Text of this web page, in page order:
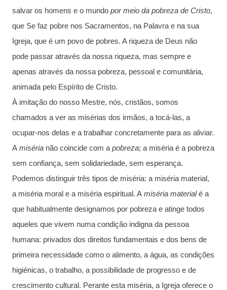
salvar os homens e o mundo por meio da pobreza de Cristo,
que Se faz pobre nos Sacramentos, na Palavra e na sua
Igreja, que é um povo de pobres. A riqueza de Deus não
pode passar através da nossa riqueza, mas sempre e
apenas através da nossa pobreza, pessoal e comunitária,
animada pelo Espírito de Cristo.
À imitação do nosso Mestre, nós, cristãos, somos
chamados a ver as misérias dos irmãos, a tocá-las, a
ocupar-nos delas e a trabalhar concretamente para as aliviar.
A miséria não coincide com a pobreza; a miséria é a pobreza
sem confiança, sem solidariedade, sem esperança.
Podemos distinguir três tipos de miséria: a miséria material,
a miséria moral e a miséria espiritual. A miséria materialé a
que habitualmente designamos por pobreza e atinge todos
aqueles que vivem numa condição indigna da pessoa
humana: privados dos direitos fundamentais e dos bens de
primeira necessidade como o alimento, a água, as condições
higiénicas, o trabalho, a possibilidade de progresso e de
crescimento cultural. Perante esta miséria, a Igreja oferece o